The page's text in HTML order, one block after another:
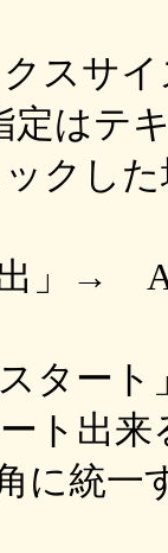
スサ
定はテ
ックし
出」→
スタ
ト出来
に統一